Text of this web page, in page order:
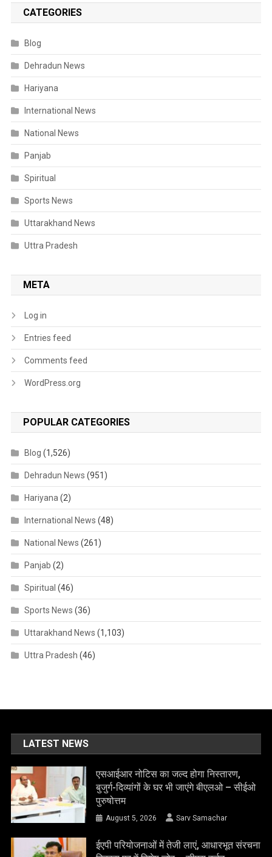
CATEGORIES
Blog
Dehradun News
Hariyana
International News
National News
Panjab
Spiritual
Sports News
Uttarakhand News
Uttra Pradesh
META
Log in
Entries feed
Comments feed
WordPress.org
POPULAR CATEGORIES
Blog (1,526)
Dehradun News (951)
Hariyana(2)
International News (48)
National News (261)
Panjab (2)
Spiritual (46)
Sports News (36)
Uttarakhand News (1,103)
Uttra Pradesh (46)
LATEST NEWS
एसआईआर नोटिस का जल्द होगा निस्तारण,
बुजुर्ग-दिव्यांगों के घर भी जाएंगे बीएलओ – सीईओ
पुरुषोत्तम
August 5, 2026 Sarv Samachar
ईएपी परियोजनाओं में तेजी लाएं, आधारभूत संरचना